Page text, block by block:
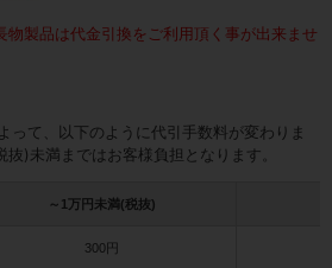
物製品は代金引換をご利用頂く事が出来ませ
って、以下のように代引手数料が変わりま
)未満まではお客様負担となります。
～1万円未満(税抜)
300円